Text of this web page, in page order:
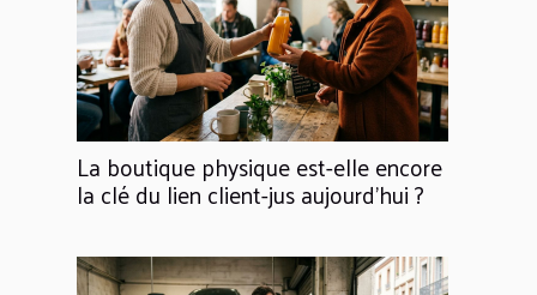
La boutique physique est-elle encore
la clé du lien client-jus aujourd'hui ?